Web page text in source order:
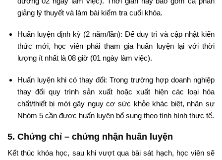
giảng lý thuyết và làm bài kiểm tra cuối khóa.
Huấn luyện định kỳ (2 năm/lần): Để duy trì và cập nhật kiến
thức mới, học viên phải tham gia huấn luyện lại với thời
lượng ít nhất là 08 giờ (01 ngày làm việc).
Huấn luyện khi có thay đổi: Trong trường hợp doanh nghiệp
thay đổi quy trình sản xuất hoặc xuất hiện các loại hóa
chất/thiết bị mới gây nguy cơ sức khỏe khác biệt, nhân sự
Nhóm 5 cần được huấn luyện bổ sung theo tình hình thực tế.
5. Chứng chỉ – chứng nhận huấn luyện
Kết thúc khóa học, sau khi vượt qua bài sát hạch, học viên sẽ